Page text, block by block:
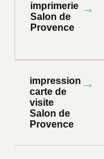
imprimerie
Salon de
Provence
→
impression
carte de
visite
Salon de
Provence
→